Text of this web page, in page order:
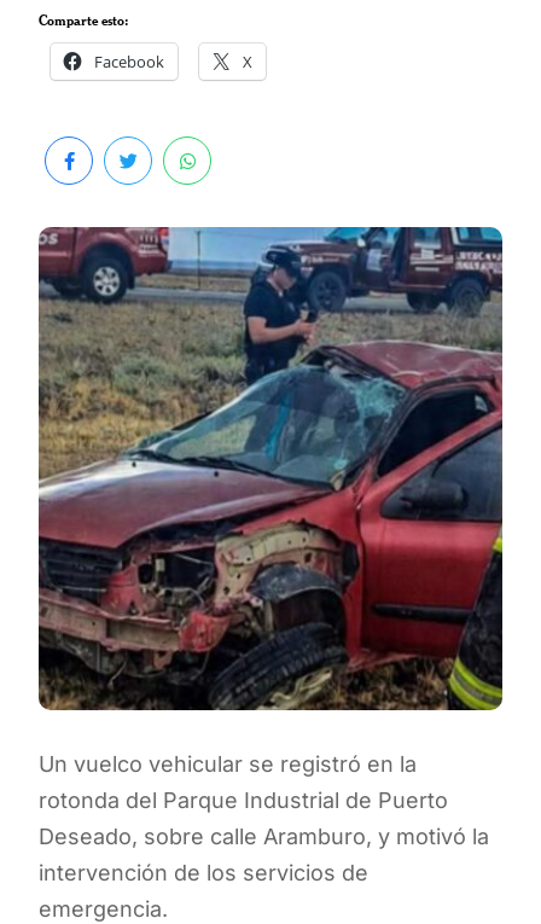
Comparte esto:
Facebook X
Un vuelco vehicular se registró en la
rotonda del Parque Industrial de Puerto
Deseado, sobre calle Aramburo, y motivó la
intervención de los servicios de
emergencia.